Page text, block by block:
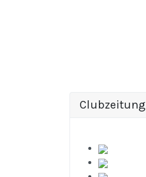
Clubzeitung